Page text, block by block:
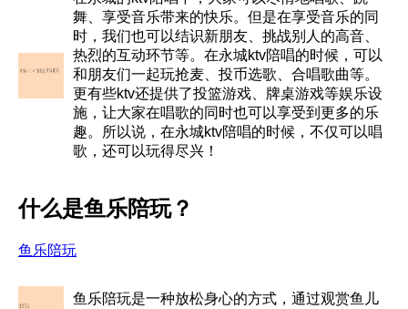
舞、享受音乐带来的快乐。但是在享受音乐的同
时，我们也可以结识新朋友、挑战别人的高音、
热烈的互动环节等。在永城ktv陪唱的时候，可以
和朋友们一起玩抢麦、投币选歌、合唱歌曲等。
更有些ktv还提供了投篮游戏、牌桌游戏等娱乐设
施，让大家在唱歌的同时也可以享受到更多的乐
趣。所以说，在永城ktv陪唱的时候，不仅可以唱
歌，还可以玩得尽兴！
什么是鱼乐陪玩？
鱼乐陪玩
鱼乐陪玩是一种放松身心的方式，通过观赏鱼儿